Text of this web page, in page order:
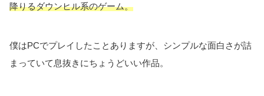
降りるダウンヒル系のゲーム。
僕はPCでプレイしたことありますが、シンプルな面白さが詰
まっていて息抜きにちょうどいい作品。